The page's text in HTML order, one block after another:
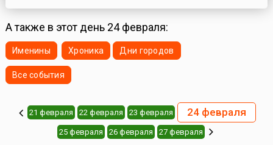
револю...
А также в этот день 24 февраля:
Именины Хроника Дни городов
Все события
21 февраля 22 февраля 23 февраля 24 февраля
25 февраля 26 февраля 27 февраля